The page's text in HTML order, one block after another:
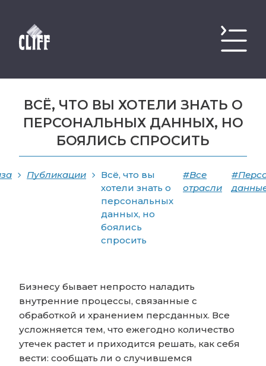
ВСЁ, ЧТО ВЫ ХОТЕЛИ ЗНАТЬ О
ПЕРСОНАЛЬНЫХ ДАННЫХ, НО
БОЯЛИСЬ СПРОСИТЬ
Публикации
Всё, что вы
хотели знать о
персональных
данных, но
боялись
спросить
#Все
отрасли
Бизнесу бывает непросто наладить
внутренние процессы, связанные с
обработкой и хранением персданных. Все
усложняется тем, что ежегодно количество
утечек растет и приходится решать, как себя
вести: сообщать ли о случившемся